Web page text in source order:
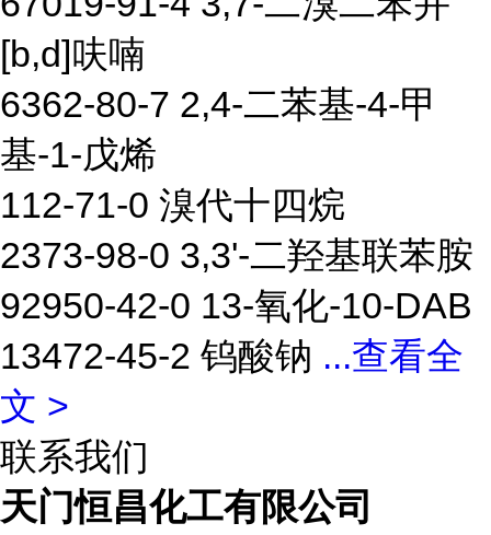
[b,d]呋喃
6362-80-7 2,4-二苯基-4-甲
基-1-戊烯
112-71-0 溴代十四烷
2373-98-0 3,3'-二羟基联苯胺
92950-42-0 13-氧化-10-DAB
13472-45-2 钨酸钠 ...查看全
文 >
联系我们
天门恒昌化工有限公司